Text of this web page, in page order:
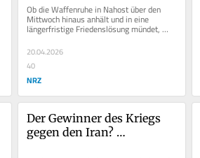
Ob die Waffenruhe in Nahost über den
Mittwoch hinaus anhält und in eine
längerfristige Friedenslösung mündet,
oder ob der...
20.04.2026
40
NRZ
Der Gewinner des Kriegs
gegen den Iran?